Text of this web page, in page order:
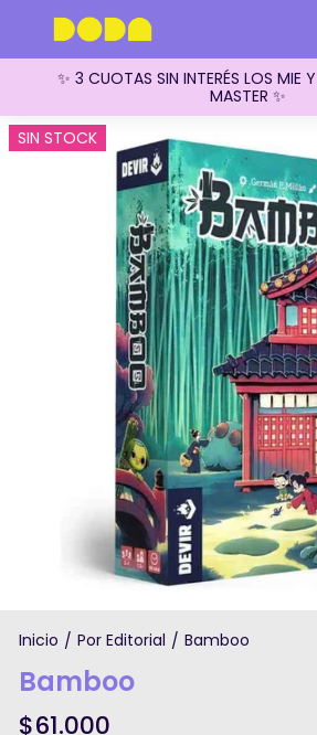
✨ 3 CUOTAS SIN INTERÉS LOS MIE
MASTER ✨
SIN STOCK
Inicio / Por Editorial / Bamboo
Bamboo
$61.000